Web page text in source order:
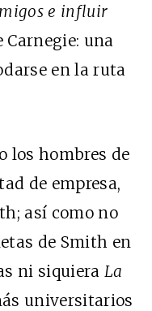
e influir
Carnegie: una
en la ruta
los hombres de
de empresa,
así como no
de Smith en
ni siquiera La
universitarios